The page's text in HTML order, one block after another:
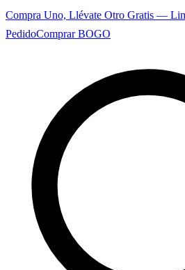
Compra Uno, Llévate Otro Gratis —
PedidoComprar BOGO